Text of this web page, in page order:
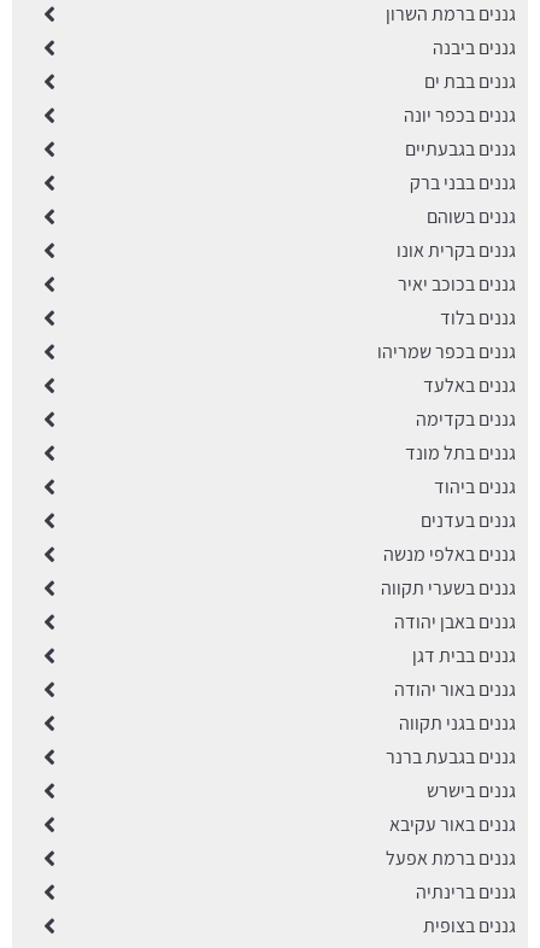
גננים ברמת השרון
גננים ביבנה
גננים בבת ים
גננים בכפר יונה
גננים בגבעתיים
גננים בבני ברק
גננים בשוהם
גננים בקרית אונו
גננים בכוכב יאיר
גננים בלוד
גננים בכפר שמריהו
גננים באלעד
גננים בקדימה
גננים בתל מונד
גננים ביהוד
גננים בעדנים
גננים באלפי מנשה
גננים בשערי תקווה
גננים באבן יהודה
גננים בבית דגן
גננים באור יהודה
גננים בגני תקווה
גננים בגבעת ברנר
גננים בישרש
גננים באור עקיבא
גננים ברמת אפעל
גננים ברינתיה
גננים בצופית